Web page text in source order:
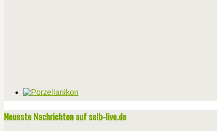
Neueste Nachrichten auf selb-live.de